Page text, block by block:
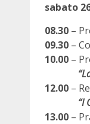
sabato
08.30 –
09.30 –
10.00 –
“La
12.00 –
“I
13.00 –